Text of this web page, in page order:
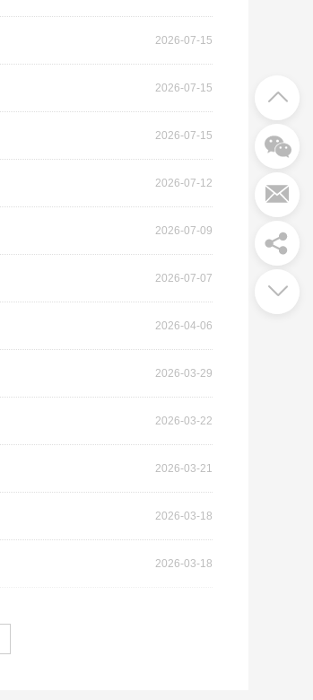
2026-07-15
2026-07-15
2026-07-15
2026-07-12
2026-07-09
2026-07-07
2026-04-06
2026-03-29
2026-03-22
2026-03-21
2026-03-18
2026-03-18